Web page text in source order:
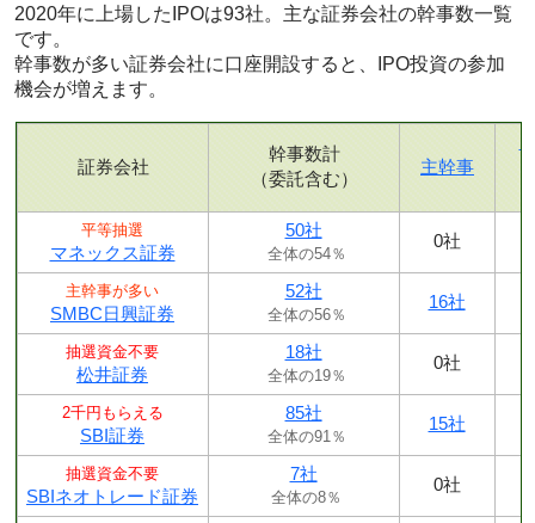
2020年に上場したIPOは93社。主な証券会社の幹事数一覧
です。
幹事数が多い証券会社に口座開設すると、IPO投資の参加
機会が増えます。
証券会社
幹事数計
（委託含む）
主幹事
平等抽選
マネックス証券
50社
全体の54％
0社
主幹事が多い
SMBC日興証券
52社
全体の56％
16社
抽選資金不要
松井証券
18社
全体の19％
0社
2千円もらえる
SBI証券
85社
全体の91％
15社
抽選資金不要
SBIネオトレード証券
7社
全体の8％
0社